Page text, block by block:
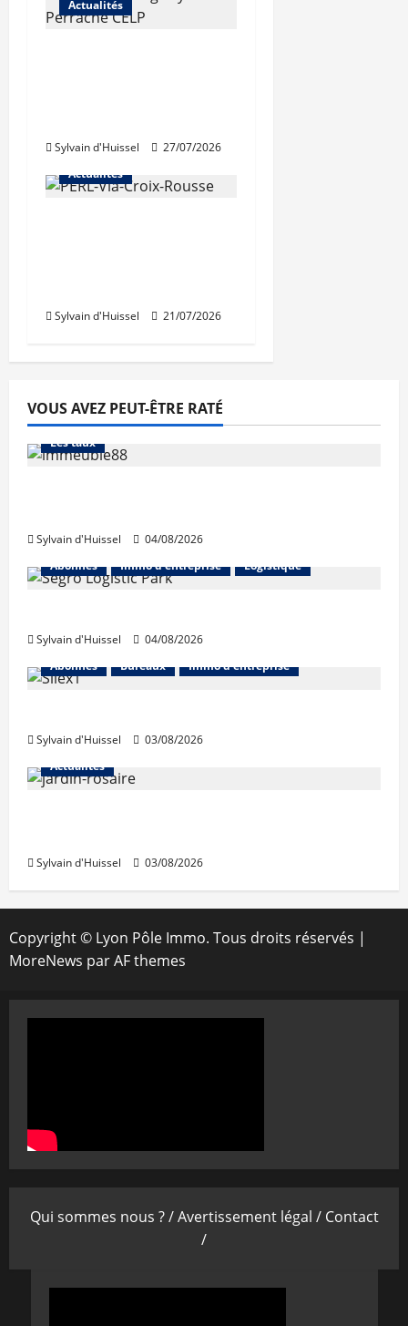
Actualités
Sylvain d'Huissel
27/07/2026
Actualités
Sylvain d'Huissel 21/07/2026
VOUS AVEZ PEUT-ÊTRE RATÉ
Abonnés Financement
L'avis des courtiers
Les taux
Sylvain d'Huissel
04/08/2026
Abonnés
Immo d'entreprise Logistique
Sylvain d'Huissel
04/08/2026
Abonnés
Bureaux Immo d'entreprise
Sylvain d'Huissel
03/08/2026
Actualités
Sylvain d'Huissel 03/08/2026
Copyright © Lyon Pôle Immo. Tous droits réservés |
MoreNews par AF themes
Qui sommes nous ? /Avertissement légal / Contact
/